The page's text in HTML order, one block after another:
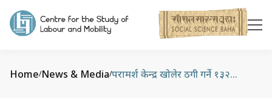
Home/News & Media/ परामर्श केन्द्र खोलेर ठगी गर्ने १३२ थान पासपोर्ट सहित पक्राउ